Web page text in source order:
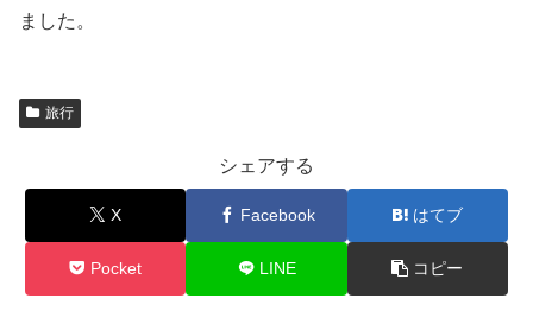
ました。
旅行
シェアする
X Facebook はてブ
Pocket LINE コピー